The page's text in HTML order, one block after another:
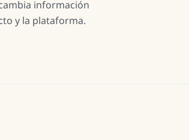
información
y la plataforma.